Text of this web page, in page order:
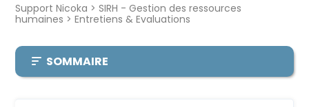
Support Nicoka
SIRH - Gestion des ressources
humaines
Entretiens & Evaluations
SOMMAIRE